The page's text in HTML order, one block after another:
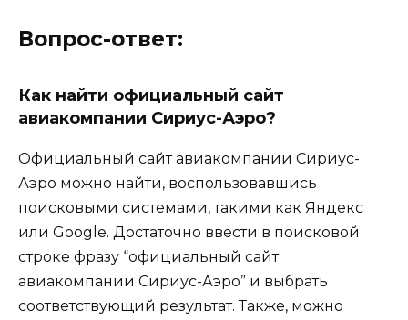
Вопрос-ответ:
Как найти официальный сайт
авиакомпании Сириус-Аэро?
Официальный сайт авиакомпании Сириус-
Аэро можно найти, воспользовавшись
поисковыми системами, такими как Яндекс
или Google. Достаточно ввести в поисковой
строке фразу “официальный сайт
авиакомпании Сириус-Аэро” и выбрать
соответствующий результат. Также, можно